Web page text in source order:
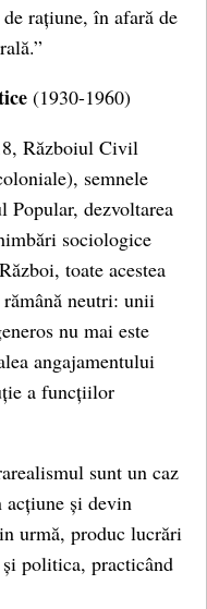
rațiune, în afară de
(1930-1960)
Războiul Civil
semnele
dezvoltarea
sociologice
toate acestea
neutri: unii
nu mai este
angajamentului
a funcțiilor
sunt un caz
acțiune și devin
urmă, produc lucrări
politica, practicând